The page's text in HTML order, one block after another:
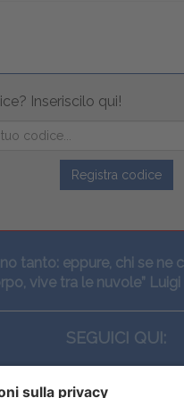
Inseriscilo qui!
Registra codice
tanto: eppure, chi se ne
vive tra le nuvole”
SEGUICI QUI: